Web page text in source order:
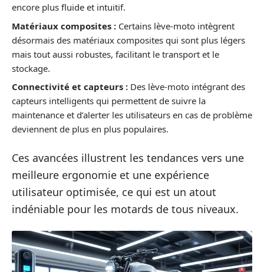
encore plus fluide et intuitif.
Matériaux composites : Certains lève-moto intègrent
désormais des matériaux composites qui sont plus légers
mais tout aussi robustes, facilitant le transport et le
stockage.
Connectivité et capteurs : Des lève-moto intégrant des
capteurs intelligents qui permettent de suivre la
maintenance et d’alerter les utilisateurs en cas de problème
deviennent de plus en plus populaires.
Ces avancées illustrent les tendances vers une
meilleure ergonomie et une expérience
utilisateur optimisée, ce qui est un atout
indéniable pour les motards de tous niveaux.